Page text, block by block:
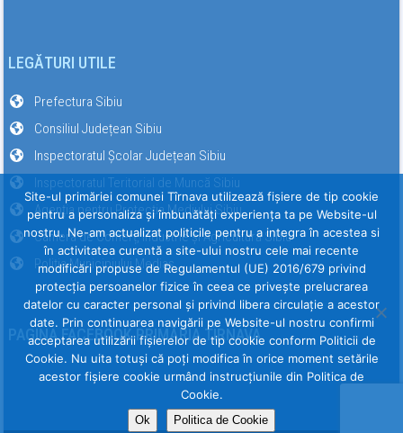
LEGĂTURI UTILE
Prefectura Sibiu
Consiliul Județean Sibiu
Inspectoratul Școlar Județean Sibiu
Inspectoratul Teritorial de Muncă Sibiu
Agenția pentru Protecția Mediului Sibiu
Camera de Comerț, Industrie și Agricultură Sibiu
Poliția Municipiului Mediaș
PAGINA FACEBOOK PRIMĂRIA TÎRNAVA
Site-ul primăriei comunei Tîrnava utilizează fişiere de tip cookie
pentru a personaliza și îmbunătăți experiența ta pe Website-ul
nostru. Ne-am actualizat politicile pentru a integra în acestea si
în activitatea curentă a site-ului nostru cele mai recente
modificări propuse de Regulamentul (UE) 2016/679 privind
protecția persoanelor fizice în ceea ce privește prelucrarea
datelor cu caracter personal și privind libera circulație a acestor
date. Prin continuarea navigării pe Website-ul nostru confirmi
acceptarea utilizării fişierelor de tip cookie conform Politicii de
Cookie. Nu uita totuși că poți modifica în orice moment setările
acestor fişiere cookie urmând instrucțiunile din Politica de
Cookie.
Ok Politica de Cookie